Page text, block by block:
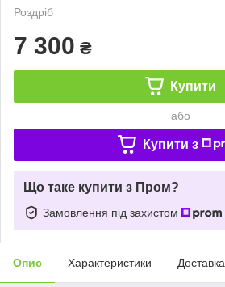
Роздріб
7 300 ₴
Купити
або
Купити з
Що таке купити з Пром?
Замовлення під захистом
Опис Характеристики Доставка